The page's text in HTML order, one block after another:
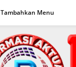
Tambahkan Menu